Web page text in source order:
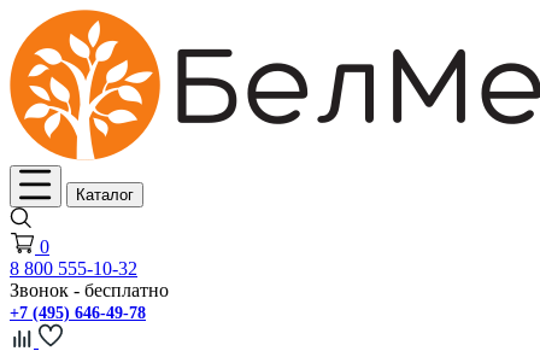
Каталог
0
8 800 555-10-32
Звонок - бесплатно
+7 (495) 646-49-78